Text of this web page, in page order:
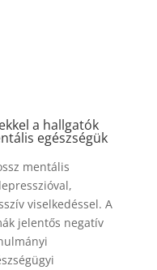
a hallgatók
egészségük
mentális
viselkedéssel. A
jelentős negatív